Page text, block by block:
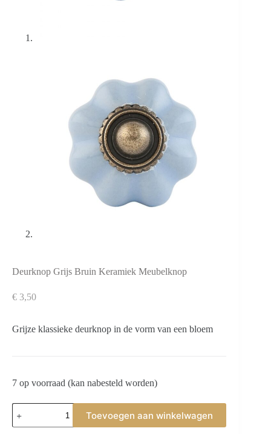
Deurknop Grijs Bruin Keramiek Meubelknop
€ 3,50
Grijze klassieke deurknop in de vorm van een bloem
7 op voorraad (kan nabesteld worden)
Deurknop
Grijs
Bruin
Toevoegen aan winkelwagen